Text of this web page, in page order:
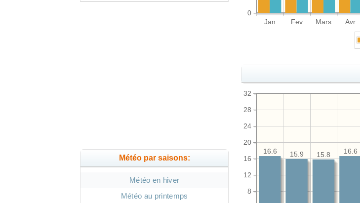
Jan Fev Mars Avr
0
8
12
16
20
24
28
32
16.6
15.8
15.9
16.6
Météo par saisons:
Météo en hiver
Météo au printemps